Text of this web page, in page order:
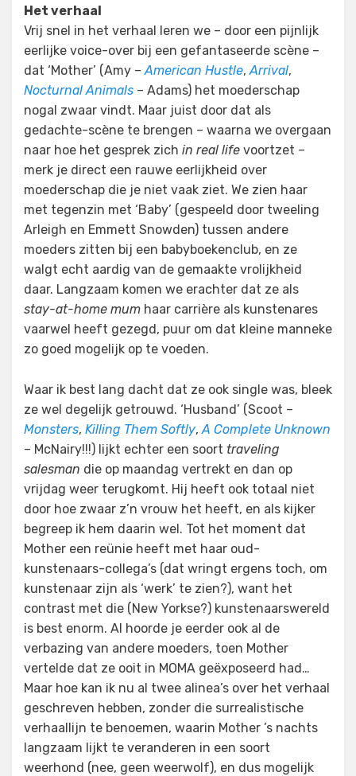
Het verhaal
Vrij snel in het verhaal leren we – door een pijnlijk
eerlijke voice-over bij een gefantaseerde scène –
dat ‘Mother’ (Amy –American Hustle,Arrival,
Nocturnal Animals – Adams) het moederschap
nogal zwaar vindt. Maar juist door dat als
gedachte-scène te brengen – waarna we overgaan
naar hoe het gesprek zich in real life voortzet –
merk je direct een rauwe eerlijkheid over
moederschap die je niet vaak ziet. We zien haar
met tegenzin met ‘Baby’ (gespeeld door tweeling
Arleigh en Emmett Snowden) tussen andere
moeders zitten bij een babyboekenclub, en ze
walgt echt aardig van de gemaakte vrolijkheid
daar. Langzaam komen we erachter dat ze als
stay-at-home mum haar carrière als kunstenares
vaarwel heeft gezegd, puur om dat kleine manneke
zo goed mogelijk op te voeden.
Waar ik best lang dacht dat ze ook single was, bleek
ze wel degelijk getrouwd. ‘Husband’ (Scoot –
Monsters, Killing Them Softly,A Complete Unknown
– McNairy!!!) lijkt echter een soort traveling
salesman die op maandag vertrekt en dan op
vrijdag weer terugkomt. Hij heeft ook totaal niet
door hoe zwaar z’n vrouw het heeft, en als kijker
begreep ik hem daarin wel. Tot het moment dat
Mother een reünie heeft met haar oud-
kunstenaars-collega’s (dat wringt ergens toch, om
kunstenaar zijn als ‘werk’ te zien?), want het
contrast met die (New Yorkse?) kunstenaarswereld
is best enorm. Al hoorde je eerder ook al de
verbazing van andere moeders, toen Mother
vertelde dat ze ooit in MOMA geëxposeerd had…
Maar hoe kan ik nu al twee alinea’s over het verhaal
geschreven hebben, zonder die surrealistische
verhaallijn te benoemen, waarin Mother ’s nachts
langzaam lijkt te veranderen in een soort
weerhond (nee, geen weerwolf), en dus mogelijk